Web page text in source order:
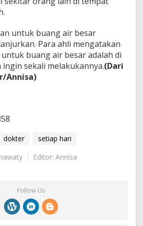
untuk buang air besar
Para ahli mengatakan
buang air besar adalah di
ingin sekali melakukannya.(Dari
Annisa)
dokter
setiap hari
Editor: Annisa
Follow Us